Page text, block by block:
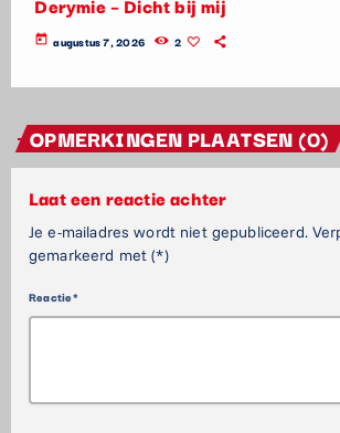
today augustus 7, 2026 2
OPMERKINGEN PLAATSEN (0)
Laat een reactie achter
Je e-mailadres wordt niet gepubliceerd.
gemarkeerd met (*)
Reactie*